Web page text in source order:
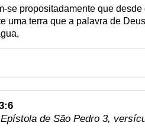
se propositadamente que
uma terra que a palavra de
de São Pedro 3,